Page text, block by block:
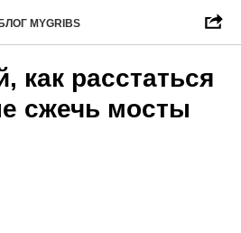
MYGRIBS
как расстаться
сжечь мосты